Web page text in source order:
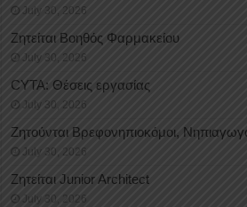
July 30, 2026
Ζητείται Βοηθός Φαρμακείου
July 30, 2026
CYTA: Θέσεις εργασίας
July 30, 2026
Ζητούνται Βρεφονηπιοκόμοι,
July 30, 2026
Ζητείται Junior Architect
July 30, 2026